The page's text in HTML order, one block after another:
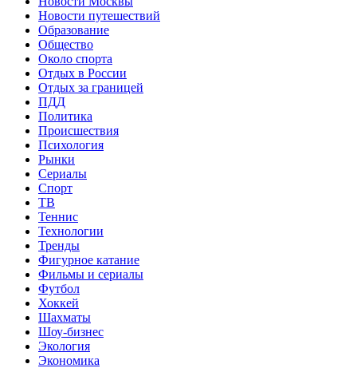
Новости путешествий
Образование
Общество
Около спорта
Отдых в России
Отдых за границей
ПДД
Политика
Происшествия
Психология
Рынки
Сериалы
Спорт
ТВ
Теннис
Технологии
Тренды
Фигурное катание
Фильмы и сериалы
Футбол
Хоккей
Шахматы
Шоу-бизнес
Экология
Экономика